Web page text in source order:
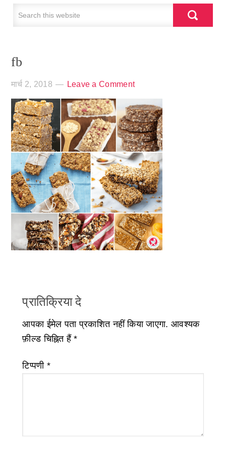
fb
मार्च 2, 2018 Leave a Comment
प्रातिक्रिया दे
आपका ईमेल पता प्रकाशित नहीं किया जाएगा. आवश्यक
फ़ील्ड चिह्नित हैं*
टिप्पणी *